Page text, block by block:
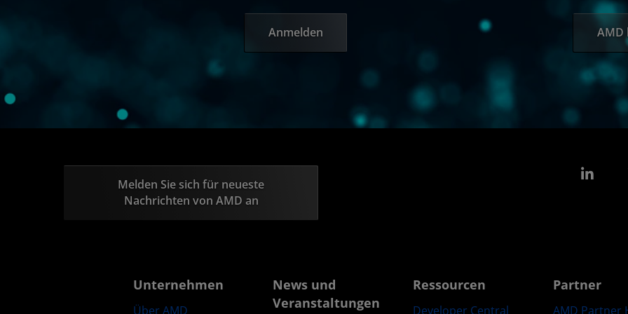
Anmelden AMD
Melden Sie sich für neueste
Nachrichten von AMD an
Unternehmen
Über AMD
News und
Veranstaltungen
Ressourcen
Developer Central
Partner
AMD Partner